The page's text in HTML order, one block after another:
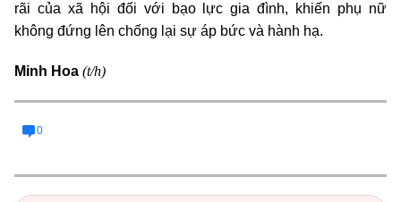
rãi của xã hội đối với bạo lực gia đình, khiến phụ nữ
không đứng lên chống lại sự áp bức và hành hạ.
Minh Hoa (t/h)
0